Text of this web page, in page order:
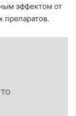
эффектом от
препаратов.